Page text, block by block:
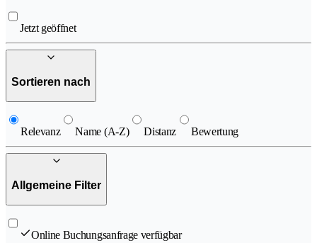
Jetzt geöffnet
Sortieren nach
Relevanz Name (A-Z) Distanz Bewertung
Allgemeine Filter
Online Buchungsanfrage verfügbar